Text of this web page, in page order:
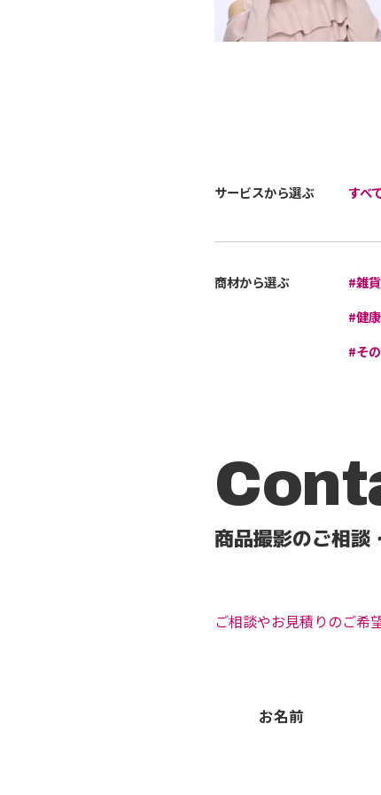
サービスから選ぶ すべ
商材から選ぶ #雑
#健
#そ
商品撮影のご相談
ご相談やお見積りのご希
お名前